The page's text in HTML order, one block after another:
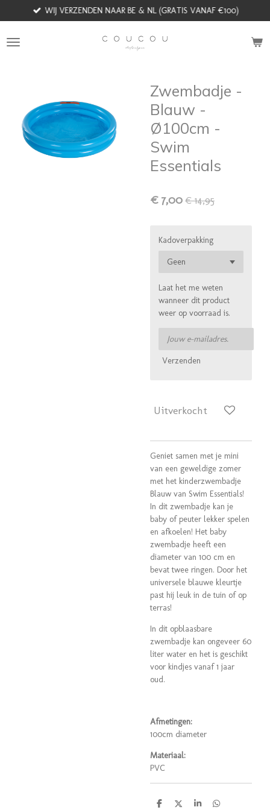
direct
naar
de
WIJ VERZENDEN NAAR BE & NL (GRATIS VANAF €100)
Zwembadje -
Blauw -
Ø100cm -
Swim
Essentials
€ 7,00 € 14,95
Kadoverpakking
Laat het me weten
wanneer dit product
weer op voorraad is.
Verzenden
Uitverkocht
Geniet samen met je mini
van een geweldige zomer
met het kinderzwembadje
Blauw van Swim Essentials!
In dit zwembadje kan je
baby of peuter lekker spelen
en afkoelen! Het baby
zwembadje heeft een
diameter van 100 cm en
bevat twee ringen. Door het
universele blauwe kleurtje
past hij leuk in de tuin of op
terras!
In dit opblaasbare
zwembadje kan ongeveer 60
liter water en het is geschikt
voor kindjes vanaf 1 jaar
oud.
Afmetingen:
100cm diameter
Materiaal:
PVC
D D S D